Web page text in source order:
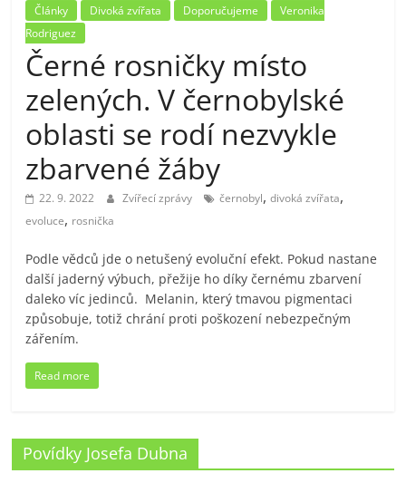
Články Divoká zvířata Doporučujeme
Veronika
Rodriguez
Černé rosničky místo
zelených. V černobylské
oblasti se rodí nezvykle
zbarvené žáby
22. 9. 2022 Zvířecí zprávy černobyl,divoká zvířata,
evoluce, rosnička
Podle vědců jde o netušený evoluční efekt. Pokud nastane
další jaderný výbuch, přežije ho díky černému zbarvení
daleko víc jedinců. Melanin, který tmavou pigmentaci
způsobuje, totiž chrání proti poškození nebezpečným
zářením.
Read more
Povídky Josefa Dubna